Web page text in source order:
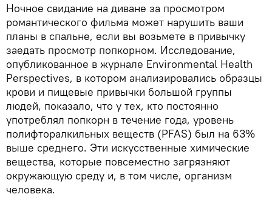
Ночное свидание на диване за просмотром
романтического фильма может нарушить ваши
планы в спальне, если вы возьмете в привычку
заедать просмотр попкорном. Исследование,
опубликованное в журнале Environmental Health
Perspectives, в котором анализировались образцы
крови и пищевые привычки большой группы
людей, показало, что у тех, кто постоянно
употреблял попкорн в течение года, уровень
полифторалкильных веществ (PFAS) был на 63%
выше среднего. Эти искусственные химические
вещества, которые повсеместно загрязняют
окружающую среду и, в том числе, организм
человека.